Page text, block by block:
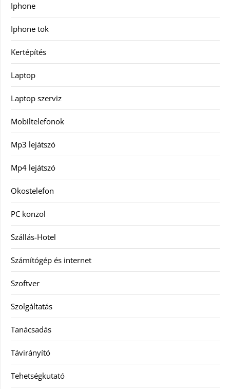
Iphone
Iphone tok
Kertépítés
Laptop
Laptop szerviz
Mobiltelefonok
Mp3 lejátszó
Mp4 lejátszó
Okostelefon
PC konzol
Szállás-Hotel
Számítógép és internet
Szoftver
Szolgáltatás
Tanácsadás
Távirányító
Tehetségkutató